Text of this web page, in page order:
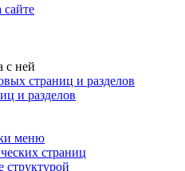
с ней
страниц и разделов
и разделов
меню
страниц
структурой